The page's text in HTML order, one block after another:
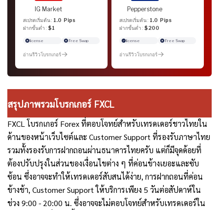
IG Market
สเปรดเริ่มต้น : 1.0 Pips
ฝากขั้นต่ำ : $1
license Free Swap
อ่านรีวิวโบรกเกอร์
Pepperstone
สเปรดเริ่มต้น : 1.0 Pips
ฝากขั้นต่ำ : $200
license Free Swap
อ่านรีวิวโบรกเกอร์
สรุปภาพรวมโบรกเกอร์ FXCL
FXCL โบรกเกอร์ Forex ที่ตอบโจทย์สำหรับเทรดเดอร์ชาวไทยใน
ด้านของหน้าเว็บไซต์และ Customer Support ที่รองรับภาษาไทย
รวมทั้งรองรับการฝากถอนผ่านธนาคารไทยครับ แต่ก็มีจุดด้อยที่
ต้องปรับปรุงในส่วนของเงื่อนไขต่าง ๆ ที่ค่อนข้างเยอะและซับ
ซ้อน ซึ่งอาจจะทำให้เทรดเดอร์สับสนได้ง่าย, การฝากถอนที่ค่อน
ข้างช้า, Customer Support ให้บริการเพียง 5 วันต่อสัปดาห์ใน
ช่วง 9:00 - 20:00 น. ซึ่งอาจจะไม่ตอบโจทย์สำหรับเทรดเดอร์ใน